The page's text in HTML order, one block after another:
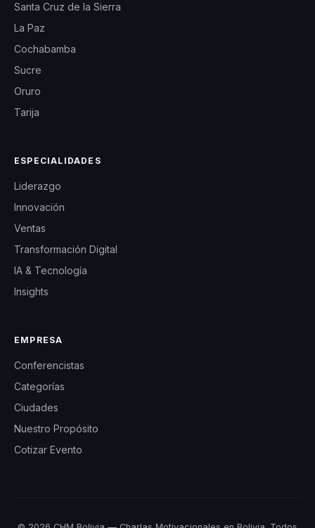
Santa Cruz de la Sierra
La Paz
Cochabamba
Sucre
Oruro
Tarija
ESPECIALIDADES
Liderazgo
Innovación
Ventas
Transformación Digital
IA & Tecnología
Insights
EMPRESA
Conferencistas
Categorías
Ciudades
Nuestro Propósito
Cotizar Evento